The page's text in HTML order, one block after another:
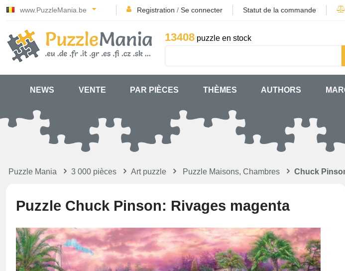
www.PuzzleMania.be Registration / Se connecter Statut de la commande
13408 puzzle en stock
NEWS VENTE PAR PIÈCES THÈMES AUTHORS
Puzzle Mania 3 000 pièces Art puzzle Puzzle Maisons, Chambres Chuck
Puzzle Chuck Pinson: Rivages magenta